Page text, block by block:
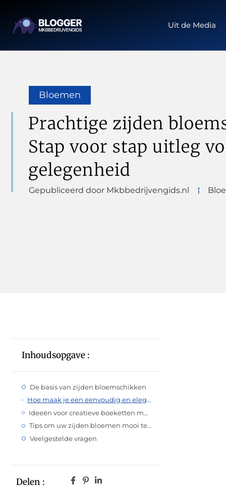
Uit de Media
Bloemen
Prachtige zijden
Stap voor stap uitleg
gelegenheid
Gepubliceerd door Mkbbedrijvengids.nl
Inhoudsopgave :
De basis van zijden bloemschikken
Hoe maak je een eenvoudig en elegant zijden bloemen boeket voor elke gelegenheid?
Ideeën voor creatieve boeketten met zijden bloemen
Tips om uw zijden bloemen mooi te houden
Veelgestelde vragen
Delen :